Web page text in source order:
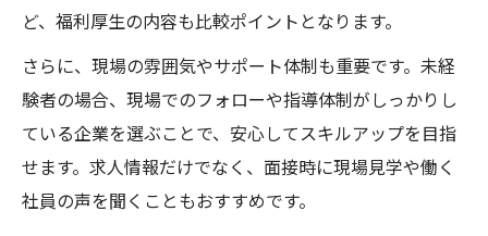
ど、福利厚生の内容も比較ポイントとなります。
さらに、現場の雰囲気やサポート体制も重要です。未経
験者の場合、現場でのフォローや指導体制がしっかりし
ている企業を選ぶことで、安心してスキルアップを目指
せます。求人情報だけでなく、面接時に現場見学や働く
社員の声を聞くこともおすすめです。